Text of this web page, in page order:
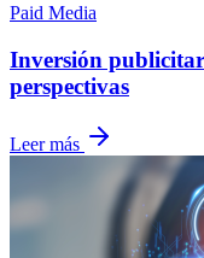
Paid Media
Inversión
perspectivas
Leer más